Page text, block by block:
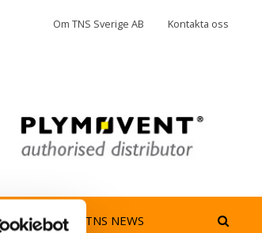
Om TNS Sverige AB Kontakta oss
AeroGuard TNS NEWS